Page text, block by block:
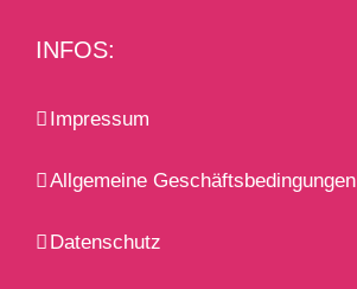
INFOS:
Impressum
Allgemeine Geschäftsbedingungen
Datenschutz